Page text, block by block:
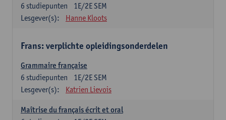
1E/2E SEM
6 studiepunten
Lesgever(s):
Hanne Kloots
Frans: verplichte opleidingsonderdelen
Grammaire française
1E/2E SEM
6 studiepunten
Lesgever(s):
Katrien Lievois
Maîtrise du français écrit et oral